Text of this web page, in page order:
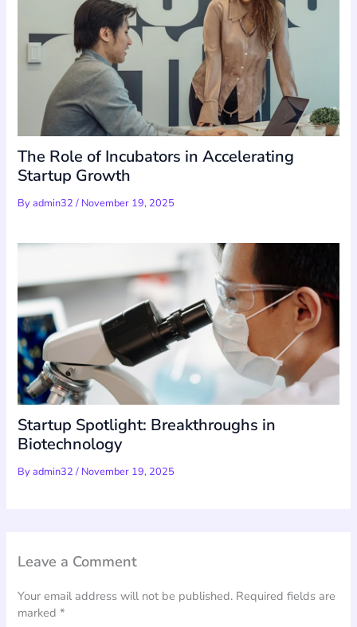
The Role of Incubators in Accelerating
Startup Growth
Byadmin32/ November 19, 2025
Startup Spotlight: Breakthroughs in
Biotechnology
Byadmin32/ November 19, 2025
Leave a Comment
Your email address will not be published. Required fields are
marked*